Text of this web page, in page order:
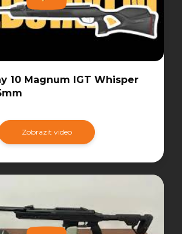
10 Magnum IGT Whisper
Zobrazit video